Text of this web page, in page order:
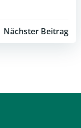
Nächster Beitrag